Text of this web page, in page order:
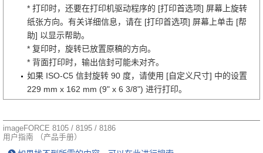
* 打印时，还要在打印机驱动程序的 [打印首选项] 屏幕上旋转
纸张方向。有关详细信息，请在 [打印首选项] 屏幕上单击 [帮
助] 以显示帮助。
* 复印时，旋转已放置原稿的方向。
* 背面打印时，输出信封可能未对齐。
如果 ISO-C5 信封旋转 90 度，请使用 [自定义尺寸] 中的设置
229 mm x 162 mm (9" x 6 3/8") 进行打印。
imageFORCE 8105 / 8195 / 8186
用户指南 （产品手册）